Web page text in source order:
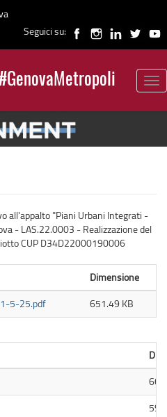
Seguici su:
all'appalto "Piani Urbani Integrati -
- LAS.22.0003 - Realizzazione del
CUP D34D22000190006
Dimensione
5-25.pdf
651.49 KB